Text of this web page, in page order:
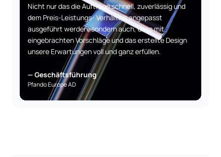
Nicht nur das die Aufträge schnell, zuverlässig und
dem Preis-Leistungs- Verhältnis angepasst
ausgeführt werden, sondern auch, dass mit
eingebrachten Vorschläge und das erstellte Design
unsere Erwartungen voll und ganz erfüllen.
— Geschäftsführung
Pfando Europe AD